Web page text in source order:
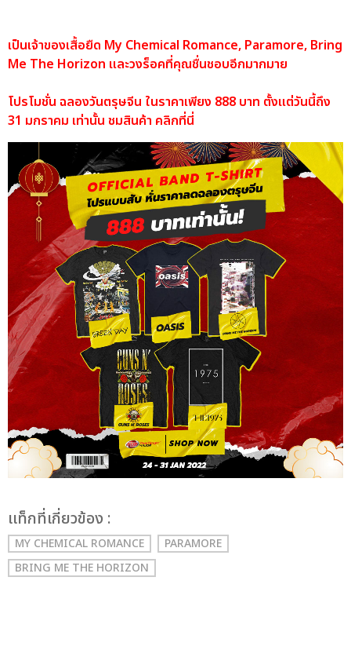
เป็นเจ้าของเสื้อยืด My Chemical Romance, Paramore, Bring
Me The Horizon และวงร็อคที่คุณชื่นชอบอีกมากมาย
โปรโมชั่น ฉลองวันตรุษจีน ในราคาเพียง 888 บาท ตั้งแต่วันนี้ถึง
31 มกราคม เท่านั้น ชมสินค้า คลิกที่นี่
เเท็กที่เกี่ยวข้อง :
MY CHEMICAL ROMANCE
PARAMORE
BRING ME THE HORIZON